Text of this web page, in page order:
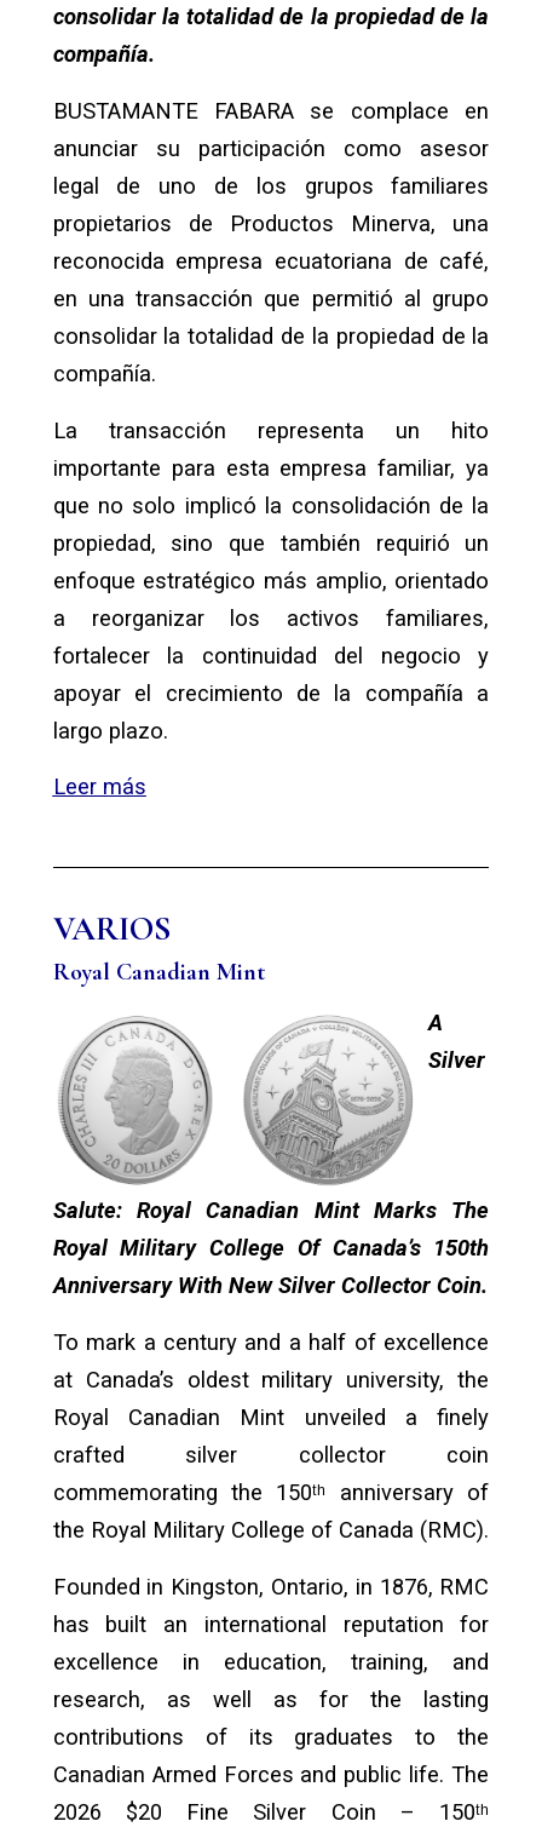
consolidar la totalidad de la propiedad de la
compañía.
BUSTAMANTE FABARA se complace en
anunciar su participación como asesor
legal de uno de los grupos familiares
propietarios de Productos Minerva, una
reconocida empresa ecuatoriana de café,
en una transacción que permitió al grupo
consolidar la totalidad de la propiedad de la
compañía.
La transacción representa un hito
importante para esta empresa familiar, ya
que no solo implicó la consolidación de la
propiedad, sino que también requirió un
enfoque estratégico más amplio, orientado
a reorganizar los activos familiares,
fortalecer la continuidad del negocio y
apoyar el crecimiento de la compañía a
largo plazo.
Leer más
VARIOS
Royal Canadian Mint
A
Silver
Salute: Royal Canadian Mint Marks The
Royal Military College Of Canada’s 150th
Anniversary With New Silver Collector Coin.
To mark a century and a half of excellence
at Canada’s oldest military university, the
Royal Canadian Mint unveiled a finely
crafted silver collector coin
commemorating the 150ᵗʰ anniversary of
the Royal Military College of Canada (RMC).
Founded in Kingston, Ontario, in 1876, RMC
has built an international reputation for
excellence in education, training, and
research, as well as for the lasting
contributions of its graduates to the
Canadian Armed Forces and public life. The
2026 $20 Fine Silver Coin – 150ᵗʰ